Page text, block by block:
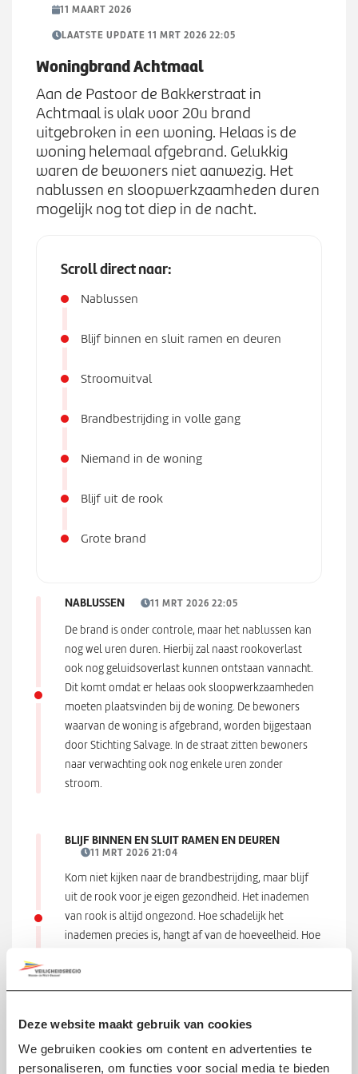
Deze website maakt gebruik van cookies
We gebruiken cookies om content en advertenties te
personaliseren, om functies voor social media te bieden
e
n
u
Zoeken
o
e
k
e
n
11 MAART 2026
LAATSTE UPDATE 11 MRT 2026 22:05
Woningbrand Achtmaal
Aan de Pastoor de Bakkerstraat in
Achtmaal is vlak voor 20u brand
uitgebroken in een woning. Helaas is de
woning helemaal afgebrand. Gelukkig
waren de bewoners niet aanwezig. Het
nablussen en sloopwerkzaamheden duren
mogelijk nog tot diep in de nacht.
Scroll direct naar:
Nablussen
Blijf binnen en sluit ramen en deuren
Stroomuitval
Brandbestrijding in volle gang
Niemand in de woning
Blijf uit de rook
Grote brand
NABLUSSEN 11 MRT 2026 22:05
De brand is onder controle, maar het nablussen kan
nog wel uren duren. Hierbij zal naast rookoverlast
ook nog geluidsoverlast kunnen ontstaan vannacht.
Dit komt omdat er helaas ook sloopwerkzaamheden
moeten plaatsvinden bij de woning. De bewoners
waarvan de woning is afgebrand, worden bijgestaan
door Stichting Salvage. In de straat zitten bewoners
naar verwachting ook nog enkele uren zonder
stroom.
BLIJF BINNEN EN SLUIT RAMEN EN DEUREN
11 MRT 2026 21:04
Kom niet kijken naar de brandbestrijding, maar blijf
uit de rook voor je eigen gezondheid. Het inademen
van rook is altijd ongezond. Hoe schadelijk het
inademen precies is, hangt af van de hoeveelheid. Hoe
rook je inademt. Hoe langer je in de rook staat, ook.
Blijf daarom zoveel mogelijk uit de rook.
STROOMUITVAL 11 MRT 2026 20:54